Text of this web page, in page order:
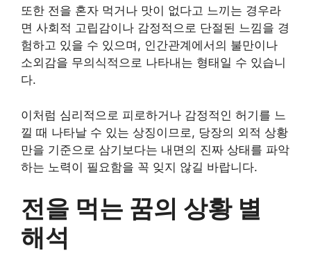
또한 전을 혼자 먹거나 맛이 없다고 느끼는 경우라
면 사회적 고립감이나 감정적으로 단절된 느낌을 경
험하고 있을 수 있으며, 인간관계에서의 불만이나
소외감을 무의식적으로 나타내는 형태일 수 있습니
다.
이처럼 심리적으로 피로하거나 감정적인 허기를 느
낄 때 나타날 수 있는 상징이므로, 당장의 외적 상황
만을 기준으로 삼기보다는 내면의 진짜 상태를 파악
하는 노력이 필요함을 꼭 잊지 않길 바랍니다.
전을 먹는 꿈의 상황 별
해석